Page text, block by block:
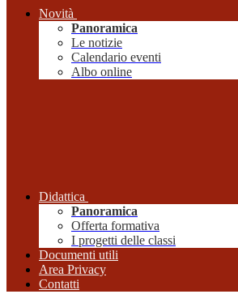
Novità
Panoramica
Le notizie
Calendario eventi
Albo online
Didattica
Panoramica
Offerta formativa
I progetti delle classi
Documenti utili
Area Privacy
Contatti